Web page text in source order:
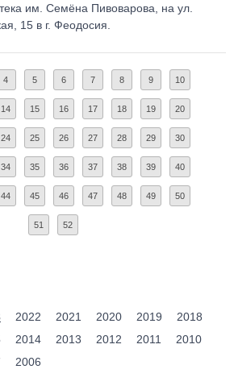
им. Семёна Пивоварова, на ул.
15 в г. Феодосия.
4 5 6 7 8 9 10
14 15 16 17 18 19 20
24 25 26 27 28 29 30
34 35 36 37 38 39 40
44 45 46 47 48 49 50
51 52
2022 2021 2020 2019
2018
2014 2013 2012 2011
2010
2006